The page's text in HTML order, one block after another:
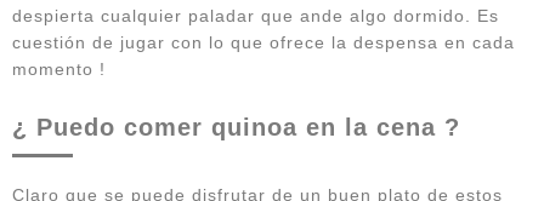
despierta cualquier paladar que ande algo dormido. Es
cuestión de jugar con lo que ofrece la despensa en cada
momento !
¿ Puedo comer quinoa en la cena ?
Claro que se puede disfrutar de un buen plato de estos